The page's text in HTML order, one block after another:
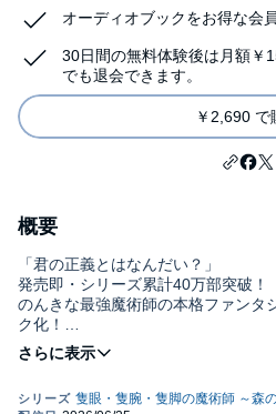
オーディオブックをお得な会
30日間の無料体験後は月額￥
でも退会できます。
￥2,690 で
概要
「君の正義とはなんだい？」
発売即・シリーズ累計40万部突破！
のんきな最強魔術師の本格ファンタ
ク化！
魔法学院の合格発表の朝。メイドに
入学させるも、台風の目の如き彼の